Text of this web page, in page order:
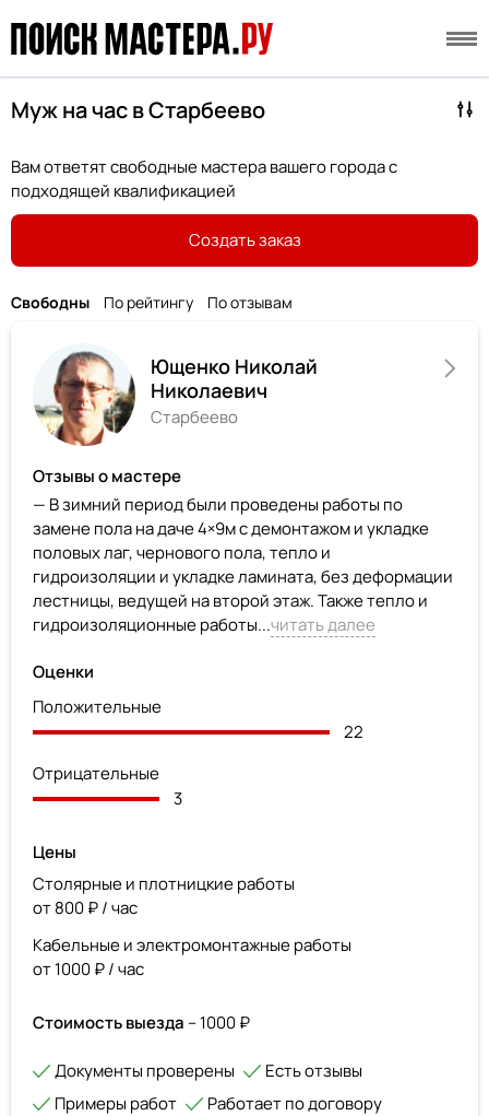
Муж на час в Старбеево
Вам ответят свободные мастера вашего города с
подходящей квалификацией
Создать заказ
Свободны По рейтингу По отзывам
Ющенко Николай
Николаевич
Старбеево
Отзывы о мастере
— В зимний период были проведены работы по
замене пола на даче 4×9м с демонтажом и укладке
половых лаг, чернового пола, тепло и
гидроизоляции и укладке ламината, без деформации
лестницы, ведущей на второй этаж. Также тепло и
гидроизоляционные работы...читать далее
Оценки
Положительные
22
Отрицательные
3
Цены
Столярные и плотницкие работы
от 800 ₽ / час
Кабельные и электромонтажные работы
от 1000 ₽ / час
Стоимость выезда – 1000 ₽
Документы проверены
Есть отзывы
Примеры работ
Работает по договору